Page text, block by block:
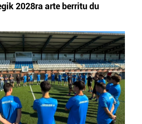
2028ra arte berritu du